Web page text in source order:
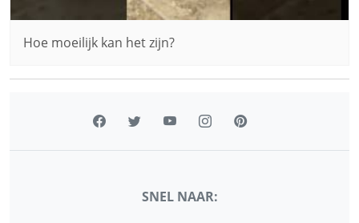
Hoe moeilijk kan het zijn?
SNEL NAAR: